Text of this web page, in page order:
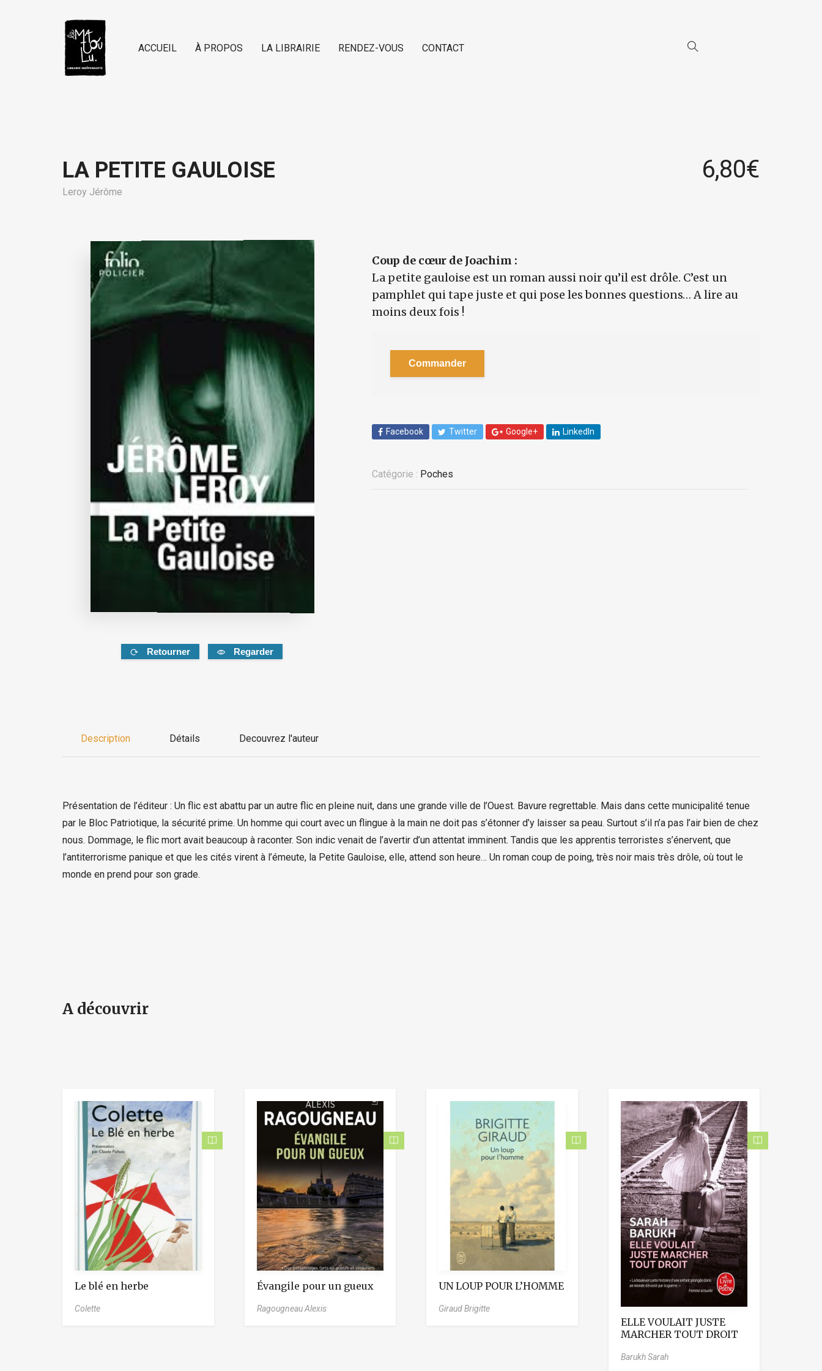
ACCUEIL À PROPOS LA LIBRAIRIE RENDEZ-VOUS CONTACT
LA PETITE GAULOISE
Leroy Jérôme
6,80€
Retourner Regarder
Coup de cœur de Joachim :
La petite gauloise est un roman aussi noir qu’il est drôle. C’est un
pamphlet qui tape juste et qui pose les bonnes questions… A lire au
moins deux fois !
Commander
Facebook Twitter Google+ LinkedIn
Catégorie : Poches
Description Détails Decouvrez l'auteur
Présentation de l’éditeur : Un flic est abattu par un autre flic en pleine nuit, dans une grande ville de l’Ouest. Bavure regrettable. Mais dans cette municipalité tenue
par le Bloc Patriotique, la sécurité prime. Un homme qui court avec un flingue à la main ne doit pas s’étonner d’y laisser sa peau. Surtout s’il n’a pas l’air bien de chez
nous. Dommage, le flic mort avait beaucoup à raconter. Son indic venait de l’avertir d’un attentat imminent. Tandis que les apprentis terroristes s’énervent, que
l’antiterrorisme panique et que les cités virent à l’émeute, la Petite Gauloise, elle, attend son heure… Un roman coup de poing, très noir mais très drôle, où tout le
monde en prend pour son grade.
A découvrir
Le blé en herbe
Colette
Évangile pour un gueux
Ragougneau Alexis
UN LOUP POUR L’HOMME
Giraud Brigitte
ELLE VOULAIT JUSTE
MARCHER TOUT DROIT
Barukh Sarah